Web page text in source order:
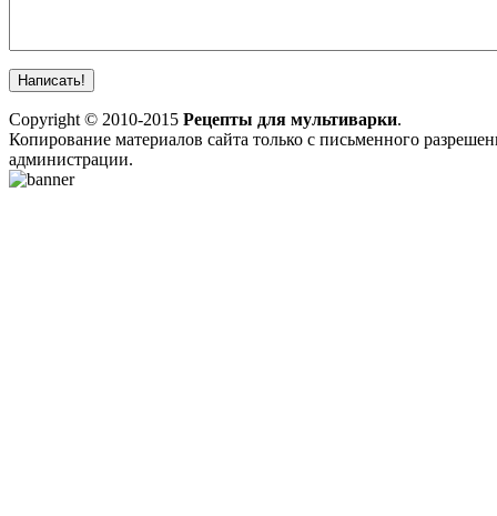
Copyright © 2010-2015 Рецепты для мультиварки.
Копирование материалов сайта только с письменного
администрации.